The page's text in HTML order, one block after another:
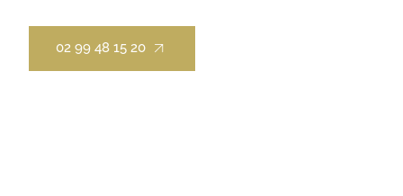
02 99 48 15 20